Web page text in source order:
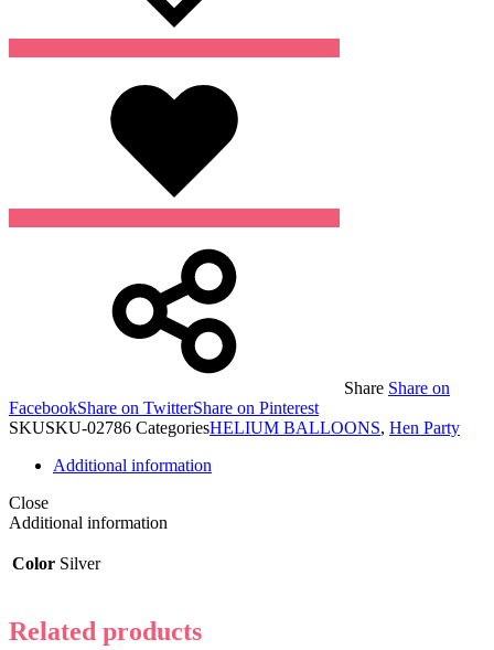
Share Share on
FacebookShare on TwitterShare on Pinterest
SKUSKU-02786 CategoriesHELIUM BALLOONS, Hen Party
Additional information
Close
Additional information
Color Silver
Related products